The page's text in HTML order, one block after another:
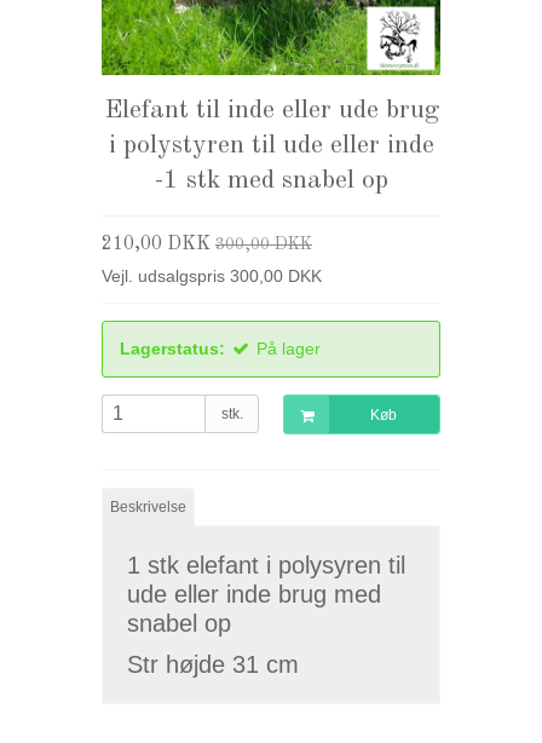
Elefant til inde eller ude brug
i polystyren til ude eller inde
-1 stk med snabel op
210,00 DKK 300,00 DKK
Vejl. udsalgspris 300,00 DKK
Lagerstatus: På lager
stk. Køb
Beskrivelse
1 stk elefant i polysyren til
ude eller inde brug med
snabel op
Str højde 31 cm